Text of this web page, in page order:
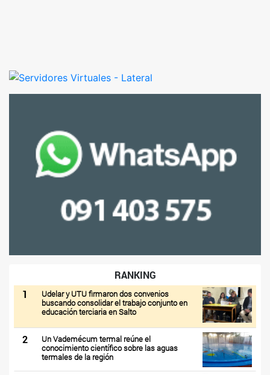
RANKING
1
Udelar y UTU firmaron dos convenios
buscando consolidar el trabajo conjunto en
educación terciaria en Salto
2
Un Vademécum termal reúne el
conocimiento científico sobre las aguas
termales de la región